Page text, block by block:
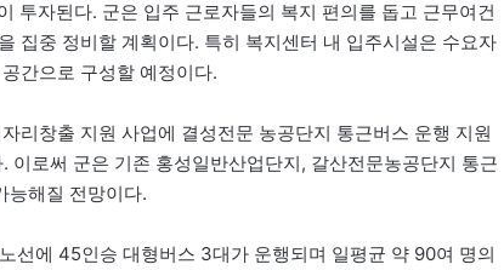
투자된다. 군은 입주 근로자들의 복지 편의를 돕고 근무여건
집중 정비할 계획이다. 특히 복지센터 내 입주시설은 수요자
간으로 구성할 예정이다.
리창출 지원 사업에 결성전문 농공단지 통근버스 운행 지원
로써 군은 기존 홍성일반산업단지, 갈산전문농공단지 통근
능해질 전망이다.
선에 45인승 대형버스 3대가 운행되며 일평균 약 90여 명의